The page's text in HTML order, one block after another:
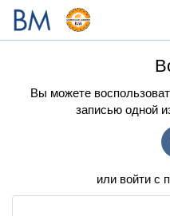
Вы можете
записью одной
или войти